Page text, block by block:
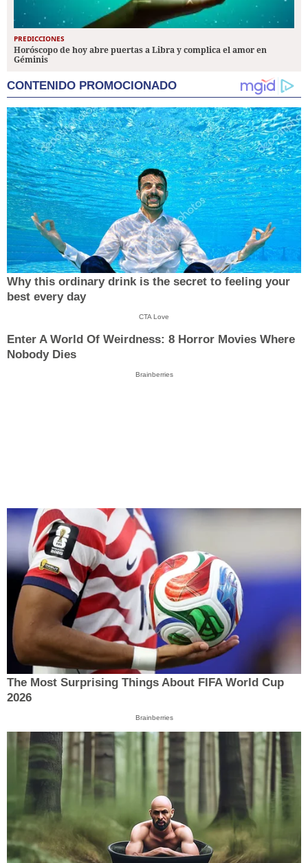
PREDICCIONES
Horóscopo de hoy abre puertas a Libra y complica el amor en
Géminis
CONTENIDO PROMOCIONADO
Why this ordinary drink is the secret to feeling your
best every day
CTA Love
Enter A World Of Weirdness: 8 Horror Movies Where
Nobody Dies
Brainberries
The Most Surprising Things About FIFA World Cup
2026
Brainberries